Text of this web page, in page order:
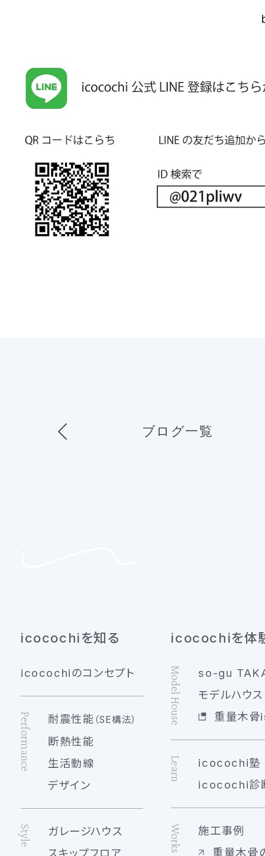
ブログ一覧
icocochiを知る
icocochiのコンセプト
Performance 耐震性能 （SE構法）
断熱性能
生活動線
デザイン
Style
ガレージハウス
スキップフロア
icocochiを体
Model House
so-gu
モデルハウ
重量木
Learn
icocochi塾
icocochi診
Works
施工事例
重量木骨